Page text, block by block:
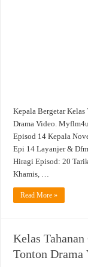
Kepala Bergetar
Drama Video.
Episod 14 Kepala
Epi 14 Layanjer &
Hiragi Episod: 20
Khamis, …
Read More »
Kelas
Tonton Drama